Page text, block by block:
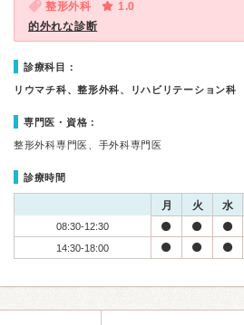
整形外科
1.0
的外れな診断
診療科目：
リウマチ科、整形外科、リハビリテーション科
専門医・資格：
整形外科専門医、手外科専門医
診療時間
月 火 水
08:30-12:30
14:30-18:00